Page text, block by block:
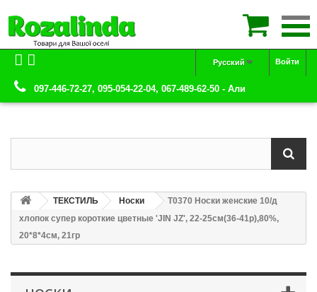
Войти
Русский
097-446-72-27, 095-054-22-04, 067-489-62-50 - Али
ТЕКСТИЛЬ Носки
Т0370 Носки женские 10/д
хлопок супер короткие цветные 'JIN JZ', 22-25см(36-41р),80%,
20*8*4см, 21гр
